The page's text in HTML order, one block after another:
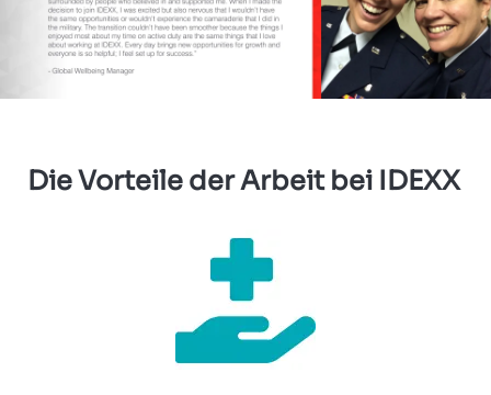
Die Vorteile der Arbeit bei IDEXX